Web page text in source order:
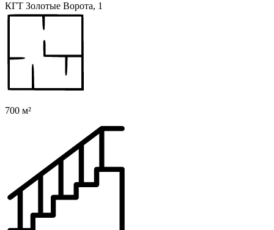
КГТ Золотые Ворота, 1
700 м²